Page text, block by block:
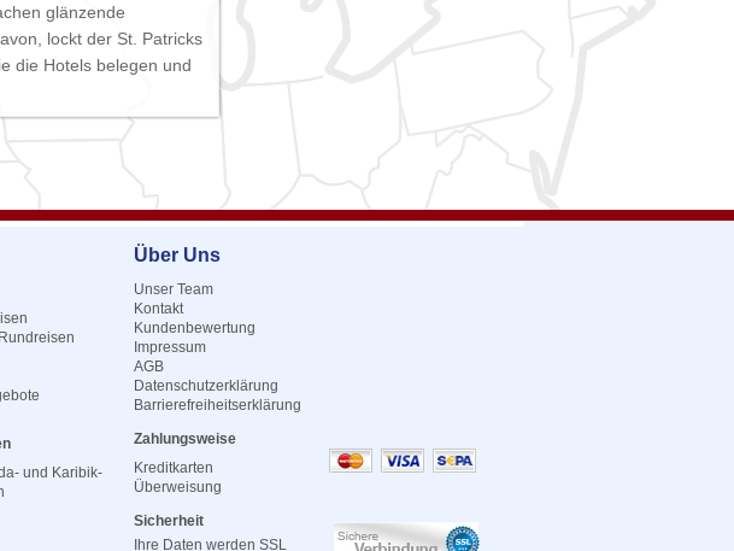
glänzende
lockt der St. Patricks
die Hotels belegen und
und Karibik-
Über Uns
Unser Team
Kontakt
Kundenbewertung
Impressum
AGB
Datenschutzerklärung
Barrierefreiheitserklärung
Zahlungsweise
Kreditkarten
Überweisung
Sicherheit
Ihre Daten werden SSL